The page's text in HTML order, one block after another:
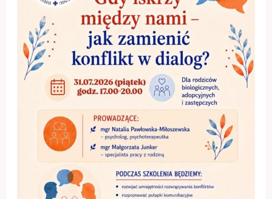
sensoryczne
spotkanie
dla
małych
dużych